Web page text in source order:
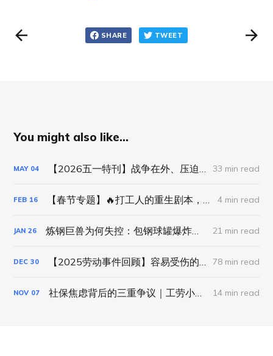
SHARE TWEET
You might also like...
MAY 04 【2026五一特刊】战争在外、压迫在内，劳动者们要生活！ 33 min read
FEB 16 【春节专题】🔥打工人的重生剧本，这次我直接逆天改命！ 💥 4 min read
JAN 26 炼钢巨兽为何失控：包钢球罐爆炸与钢铁的冶炼逻辑 21 min read
DEC 30 【2025劳动事件回顾】容易受伤的身体、修不好的劳动风险与压抑中的反抗 78 min read
NOV 07 社保焦虑背后的三重争议｜工劳小报 #2 主题刊 14 min read